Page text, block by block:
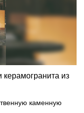
из
каменную